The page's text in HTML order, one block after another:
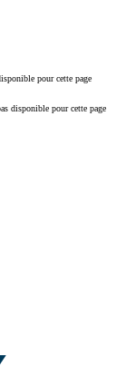
pour cette page
disponible pour cette page